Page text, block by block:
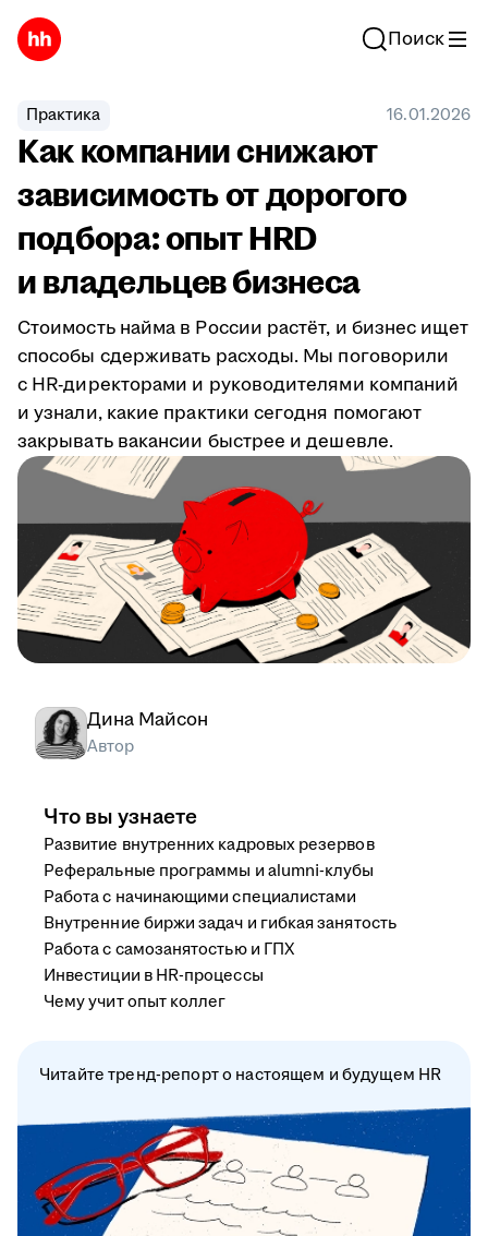
Поиск
Практика 16.01.2026
Как компании снижают
зависимость от дорогого
подбора: опыт HRD
и владельцев бизнеса
Стоимость найма в России растёт, и бизнес ищет
способы сдерживать расходы. Мы поговорили
с HR-директорами и руководителями компаний
и узнали, какие практики сегодня помогают
закрывать вакансии быстрее и дешевле.
Дина Майсон
Автор
Что вы узнаете
Развитие внутренних кадровых резервов
Реферальные программы и alumni-клубы
Работа с начинающими специалистами
Внутренние биржи задач и гибкая занятость
Работа с самозанятостью и ГПХ
Инвестиции в HR-процессы
Чему учит опыт коллег
Читайте тренд-репорт о настоящем и будущем HR